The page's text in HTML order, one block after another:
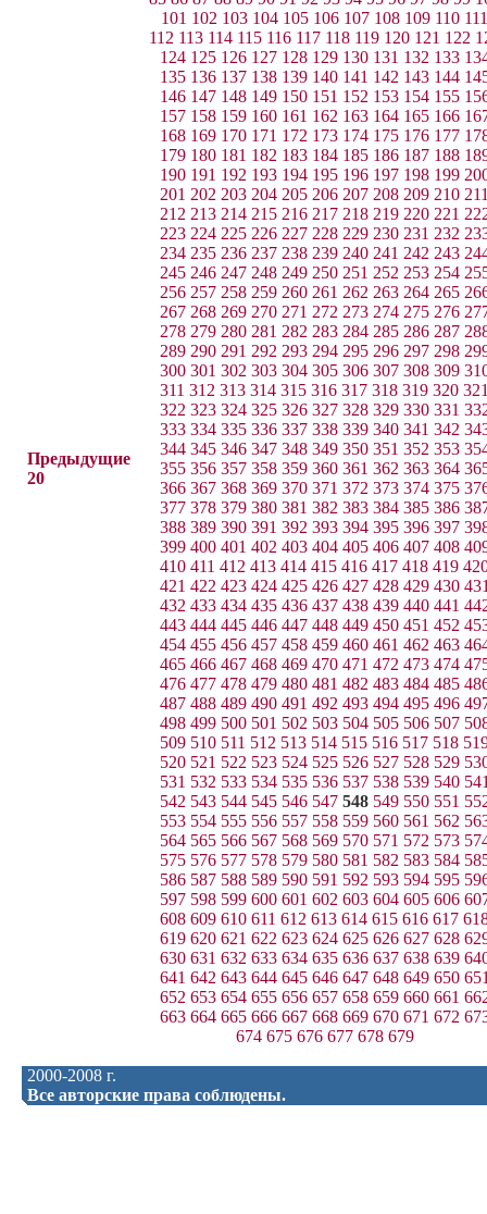
Предыдущие
20
101 102 103 104 105 106 107 108 109 110 111
112 113 114 115 116 117 118 119 120 121 122
124 125 126 127 128 129 130 131 132 133
135 136 137 138 139 140 141 142 143 144
146 147 148 149 150 151 152 153 154 155
157 158 159 160 161 162 163 164 165 166
168 169 170 171 172 173 174 175 176 177
179 180 181 182 183 184 185 186 187 188
190 191 192 193 194 195 196 197 198 199
201 202 203 204 205 206 207 208 209 210
212 213 214 215 216 217 218 219 220 221
223 224 225 226 227 228 229 230 231 232
234 235 236 237 238 239 240 241 242 243
245 246 247 248 249 250 251 252 253 254
256 257 258 259 260 261 262 263 264 265
267 268 269 270 271 272 273 274 275 276
278 279 280 281 282 283 284 285 286 287
289 290 291 292 293 294 295 296 297 298
300 301 302 303 304 305 306 307 308 309
311 312 313 314 315 316 317 318 319 320
322 323 324 325 326 327 328 329 330 331
333 334 335 336 337 338 339 340 341 342
344 345 346 347 348 349 350 351 352 353
355 356 357 358 359 360 361 362 363 364
366 367 368 369 370 371 372 373 374 375
377 378 379 380 381 382 383 384 385 386
388 389 390 391 392 393 394 395 396 397
399 400 401 402 403 404 405 406 407 408
410 411 412 413 414 415 416 417 418 419
421 422 423 424 425 426 427 428 429 430
432 433 434 435 436 437 438 439 440 441
443 444 445 446 447 448 449 450 451 452
454 455 456 457 458 459 460 461 462 463
465 466 467 468 469 470 471 472 473 474
476 477 478 479 480 481 482 483 484 485
487 488 489 490 491 492 493 494 495 496
498 499 500 501 502 503 504 505 506 507
509 510 511 512 513 514 515 516 517 518
520 521 522 523 524 525 526 527 528 529
531 532 533 534 535 536 537 538 539 540
542 543 544 545 546 547 548 549 550 551
553 554 555 556 557 558 559 560 561 562
564 565 566 567 568 569 570 571 572 573
575 576 577 578 579 580 581 582 583 584
586 587 588 589 590 591 592 593 594 595
597 598 599 600 601 602 603 604 605 606
608 609 610 611 612 613 614 615 616 617
619 620 621 622 623 624 625 626 627 628
630 631 632 633 634 635 636 637 638 639
641 642 643 644 645 646 647 648 649 650
652 653 654 655 656 657 658 659 660 661
663 664 665 666 667 668 669 670 671 672
674 675 676 677 678 679
2000-2008 г.
Все авторские права соблюдены.